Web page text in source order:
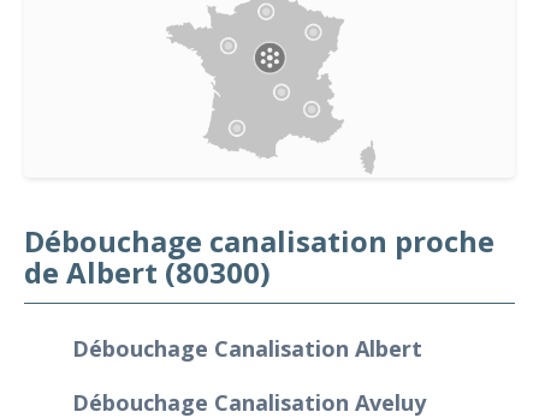
Débouchage canalisation proche
de Albert (80300)
Débouchage Canalisation Albert
Débouchage Canalisation Aveluy